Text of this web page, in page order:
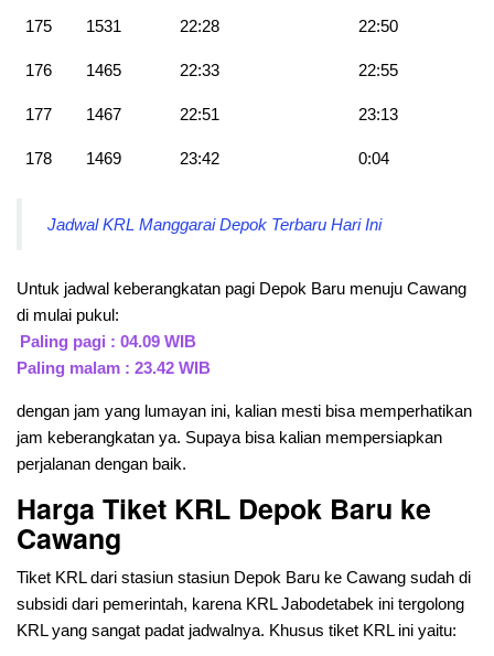
175 1531 22:28 22:50
176 1465 22:33 22:55
177 1467 22:51 23:13
178 1469 23:42 0:04
Jadwal KRL Manggarai Depok Terbaru Hari Ini
Untuk jadwal keberangkatan pagi Depok Baru menuju Cawang
di mulai pukul:
Paling pagi : 04.09 WIB
Paling malam : 23.42 WIB
dengan jam yang lumayan ini, kalian mesti bisa memperhatikan
jam keberangkatan ya. Supaya bisa kalian mempersiapkan
perjalanan dengan baik.
Harga Tiket KRL Depok Baru ke
Cawang
Tiket KRL dari stasiun stasiun Depok Baru ke Cawang sudah di
subsidi dari pemerintah, karena KRL Jabodetabek ini tergolong
KRL yang sangat padat jadwalnya. Khusus tiket KRL ini yaitu: